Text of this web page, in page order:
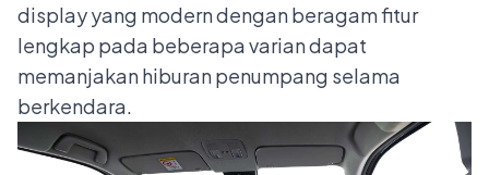
display yang modern dengan beragam fitur
lengkap pada beberapa varian dapat
memanjakan hiburan penumpang selama
berkendara.